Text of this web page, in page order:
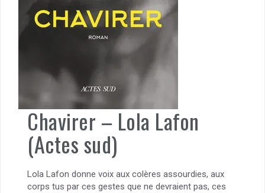
Chavirer – Lola Lafon
(Actes sud)
Lola Lafon donne voix aux colères assourdies, aux
corps tus par ces gestes que ne devraient pas, ces